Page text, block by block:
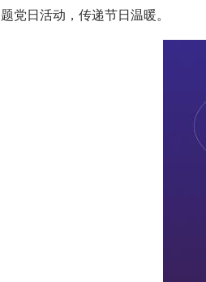
题党日活动，传递节日温暖。